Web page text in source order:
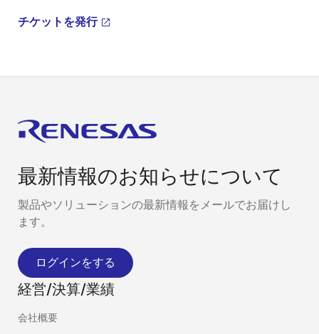
チケットを発行
最新情報のお知らせについて
製品やソリューションの最新情報をメールでお届けし
ます。
ログインをする
経営/決算/業績
会社概要